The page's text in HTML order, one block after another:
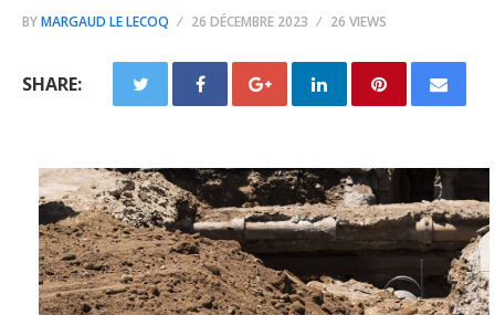
BYMARGAUD LE LECOQ 26 DÉCEMBRE 2023 26 VIEWS
SHARE: